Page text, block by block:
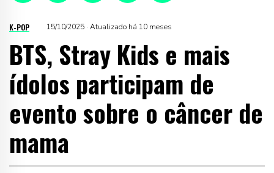
K-POP 15/10/2025 · Atualizado há 10 meses
BTS, Stray Kids e mais
ídolos participam de
evento sobre o câncer de
mama